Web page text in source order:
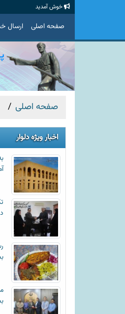
خوش آمدید
صفحه اصلی ارسال
صفحه اصلی
اخبار ویژه دلوار